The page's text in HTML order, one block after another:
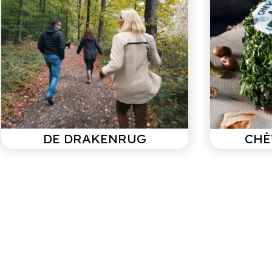
Gezamenlijk
Douche
Totaal afzonderlijke
toiletten
Wasmachine
Zwembad
prive
Omgeving
Vrijstaand
In een dorp
en Belle Gite zijn niet
aansprakelijk indien er
zich zich ongelukken
voordoen. Geen
evenement. Roken is
verboden.
DE DRAKENRUG